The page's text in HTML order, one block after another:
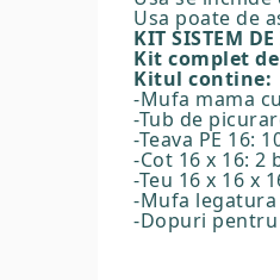
Usa poate de
KIT SISTEM
Kit complet
Kitul contine:
-Mufa mama
-Tub de
-Teava PE 16:
-Cot 16 x 16: 2
-Teu 16 x 16 x
-Mufa legatura
-Dopuri pentru